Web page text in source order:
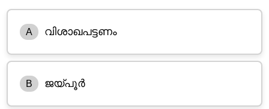
A വിശാഖപട്ടണം
B ജയ്പൂ‌ർ